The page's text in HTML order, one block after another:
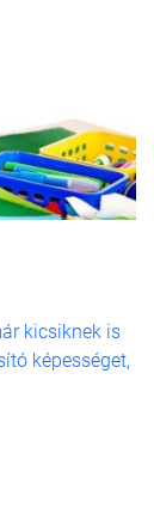
kicsiknek is
képességet,